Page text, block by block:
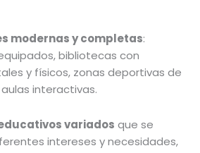
modernas y completas:
bibliotecas con
y físicos, zonas deportivas de
interactivas.
variados que se
intereses y necesidades,